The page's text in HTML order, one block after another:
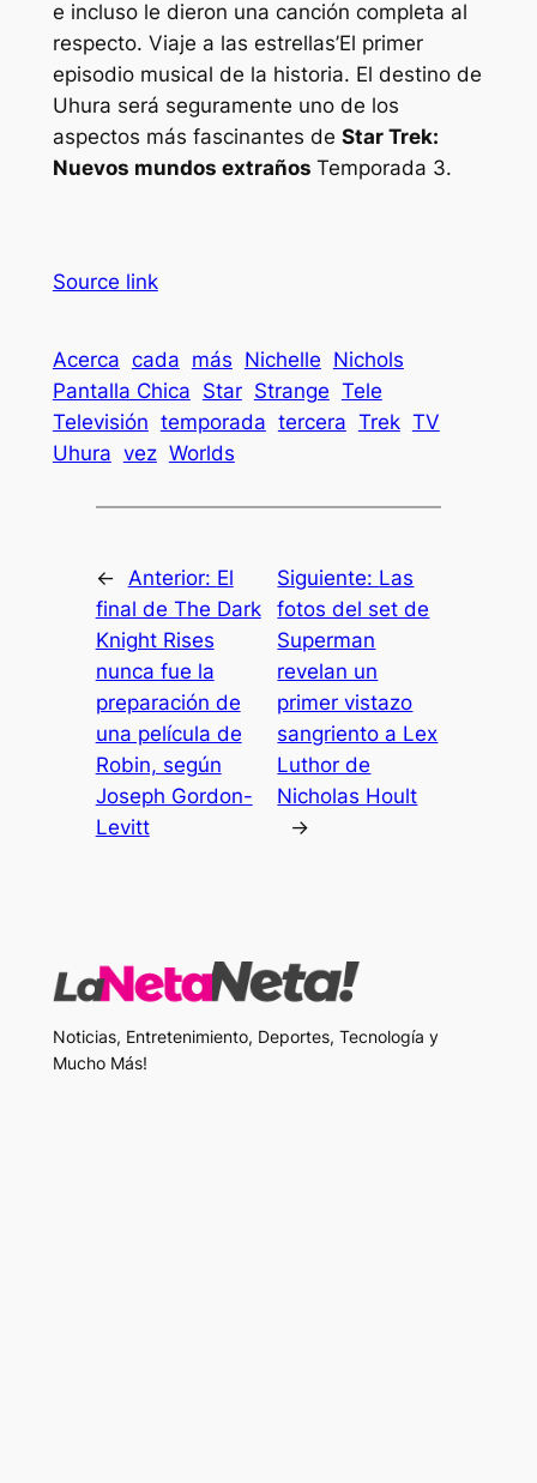
e incluso le dieron una canción completa al
respecto. Viaje a las estrellas’El primer
episodio musical de la historia. El destino de
Uhura será seguramente uno de los
aspectos más fascinantes de Star Trek:
Nuevos mundos extraños Temporada 3.
Source link
Acerca cada más Nichelle Nichols
Pantalla Chica Star Strange Tele
Televisión temporada tercera Trek TV
Uhura vez Worlds
← Anterior: El
final de The Dark
Knight Rises
nunca fue la
preparación de
una película de
Robin, según
Joseph Gordon-
Levitt
Siguiente: Las
fotos del set de
Superman
revelan un
primer vistazo
sangriento a Lex
Luthor de
Nicholas Hoult
→
Noticias, Entretenimiento, Deportes, Tecnología y
Mucho Más!